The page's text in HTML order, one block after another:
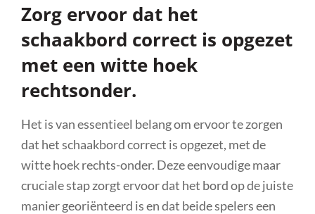
Zorg ervoor dat het
schaakbord correct is opgezet
met een witte hoek
rechtsonder.
Het is van essentieel belang om ervoor te zorgen
dat het schaakbord correct is opgezet, met de
witte hoek rechts-onder. Deze eenvoudige maar
cruciale stap zorgt ervoor dat het bord op de juiste
manier georiënteerd is en dat beide spelers een